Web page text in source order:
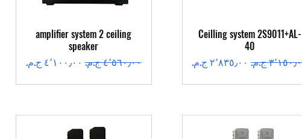
العرض السريع
Ceilling system 2S9011+AL-
40
عادي
سعر البيع
العرض السريع
amplifier system 2 ceiling
speaker
سعر عادي‏٤٬٥٦٠٫٠٠ ج.م.‏ سعر البيع